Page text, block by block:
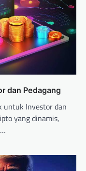
dan Pedagang
untuk Investor dan
yang dinamis,